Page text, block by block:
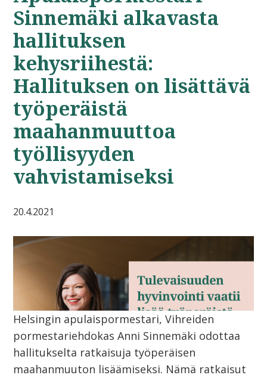
Sinnemäki alkavasta
hallituksen
kehysriihestä:
Hallituksen on lisättävä
työperäistä
maahanmuuttoa
työllisyyden
vahvistamiseksi
20.4.2021
Helsingin apulaispormestari, Vihreiden
pormestariehdokas Anni Sinnemäki odottaa
hallitukselta ratkaisuja työperäisen
maahanmuuton lisäämiseksi. Nämä ratkaisut